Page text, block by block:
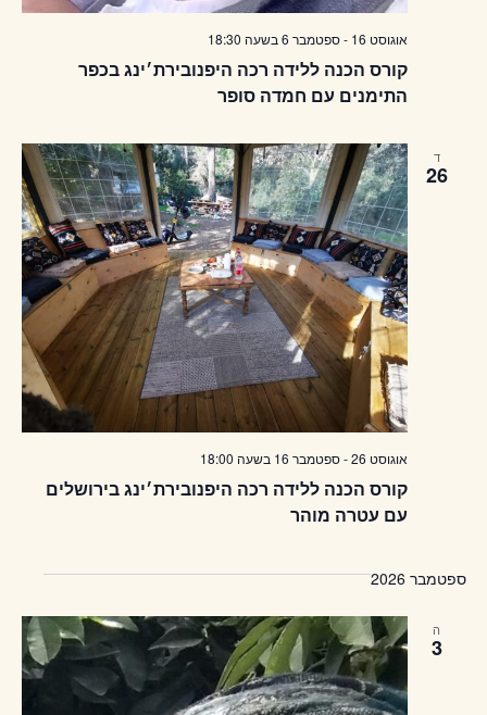
קורס הכנה ללידה רכה היפנובירת׳ינג בכפר
התימנים עם חמדה סופר
אוגוסט 16 -ספטמבר 6 בשעה 18:30
ד
26
קורס הכנה ללידה רכה היפנובירת׳ינג בירושלים
עם עטרה מוהר
אוגוסט 26 -ספטמבר 16 בשעה 18:00
ספטמבר 2026
ה
3